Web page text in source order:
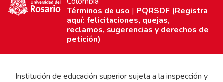
Términos de uso | PQRSDF (Registra
aquí: felicitaciones, quejas,
reclamos, sugerencias y derechos de
petición)
Institución de educación superior sujeta a la inspección y